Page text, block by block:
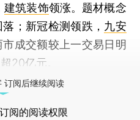
建筑装饰领涨。题材概念
；新冠检测领跌， 九安
成交额较上一交易日明
20亿元。
订阅后继续阅读
阅的阅读权限